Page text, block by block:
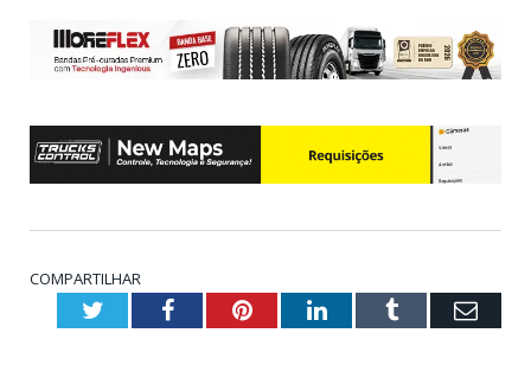
COMPARTILHAR
TwitterFacebookPinterestLinkedInTumblr